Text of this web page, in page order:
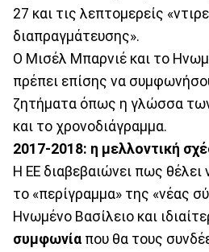
27 και τις λεπτομερείς
διαπραγμάτευσης».
Ο Μισέλ Μπαρνιέ και το
πρέπει επίσης να
ζητήματα όπως η γλώσσα
και το χρονοδιάγραμμα.
2017-2018: η μελλοντική
Η ΕΕ διαβεβαιώνει πως θέλει
το «περίγραμμα» της «νέας
Ηνωμένο Βασίλειο και
συμφωνία που θα τους